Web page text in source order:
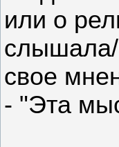
или о
слышала/
свое
- "Эта